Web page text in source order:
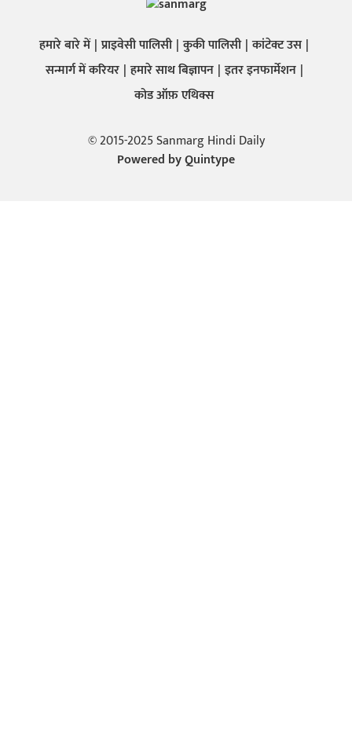
हमारे बारे में प्राइवेसी पालिसी कुकी पालिसी कांटेक्ट उस
सन्मार्ग में करियर हमारे साथ बिज्ञापन इतर इनफार्मेशन
कोड ऑफ़ एथिक्स
© 2015-2025 Sanmarg Hindi Daily
Powered byQuintype